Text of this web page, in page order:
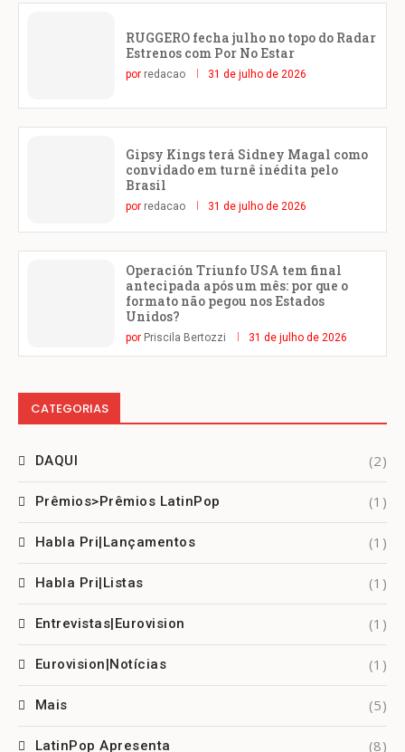
RUGGERO fecha julho no topo do Radar
Estrenos com Por No Estar
por redacao 31 de julho de 2026
Gipsy Kings terá Sidney Magal como
convidado em turnê inédita pelo
Brasil
por redacao 31 de julho de 2026
Operación Triunfo USA tem final
antecipada após um mês: por que o
formato não pegou nos Estados
Unidos?
por Priscila Bertozzi 31 de julho de 2026
CATEGORIAS
DAQUI (2)
Prêmios>Prêmios LatinPop (1)
Habla Pri|Lançamentos (1)
Habla Pri|Listas (1)
Entrevistas|Eurovision (1)
Eurovision|Notícias (1)
Mais (5)
LatinPop Apresenta (8)